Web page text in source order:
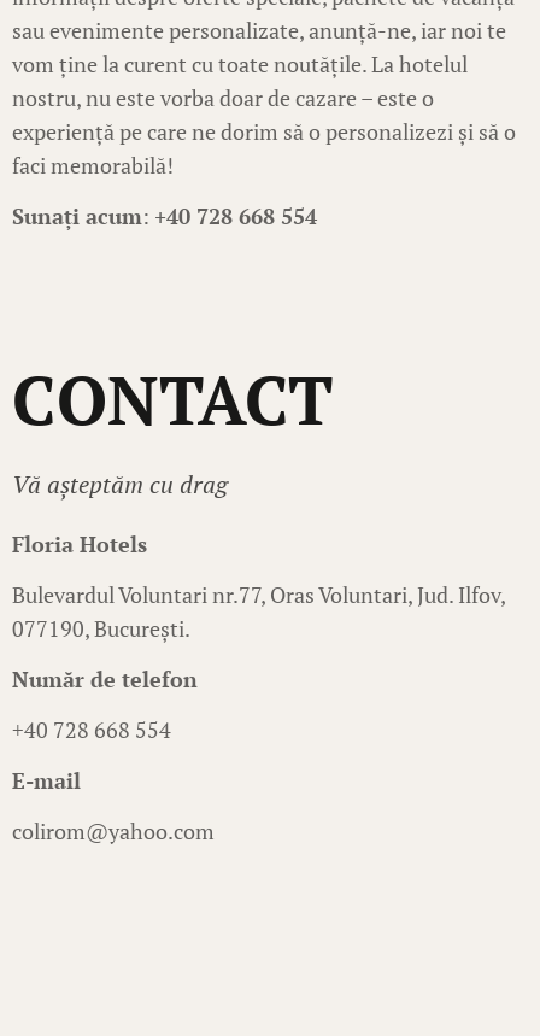
sau evenimente personalizate, anunță-ne, iar noi te
vom ține la curent cu toate noutățile. La hotelul
nostru, nu este vorba doar de cazare – este o
experiență pe care ne dorim să o personalizezi și să o
faci memorabilă!
Sunați acum: +40 728 668 554
CONTACT
Vă aşteptăm cu drag
Floria Hotels
Bulevardul Voluntari nr.77, Oras Voluntari, Jud. Ilfov,
077190, București.
Număr de telefon
+40 728 668 554
E-mail
colirom@yahoo.com